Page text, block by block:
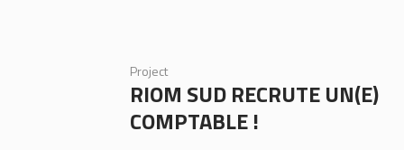
Project
RIOM SUD RECRUTE UN(E)
COMPTABLE !